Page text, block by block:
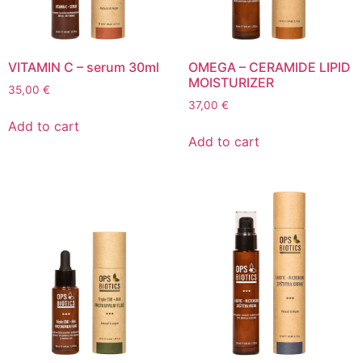
VITAMIN C – serum 30ml
35,00 €
Add to cart
OMEGA – CERAMIDE LIPID
MOISTURIZER
37,00 €
Add to cart